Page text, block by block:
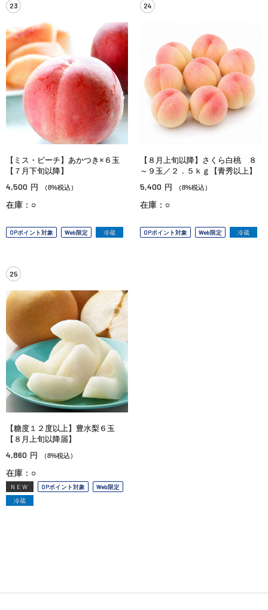
23
【ミス・ピーチ】あかつき×６玉
【７月下旬以降】
4,500 円 （8%税込）
在庫：○
OPポイント対象 Web限定 冷蔵
24
【８月上旬以降】さくら白桃 ８
～９玉／２．５ｋｇ【青秀以上】
5,400 円 （8%税込）
在庫：○
OPポイント対象 Web限定 冷蔵
25
【糖度１２度以上】豊水梨６玉
【８月上旬以降届】
4,860 円 （8%税込）
在庫：○
NEW OPポイント対象
Web限定
冷蔵